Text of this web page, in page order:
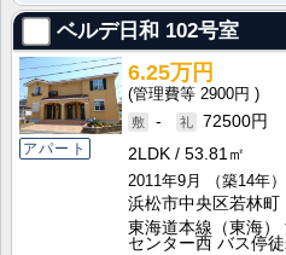
ベルデ日和 102号室
アパート
6.25万円
2900円
-
72500円
2LDK
53.81㎡
2011年9月
（築14年）
浜松市中央区若林町
東海道本線（東海）
センター西 バス停